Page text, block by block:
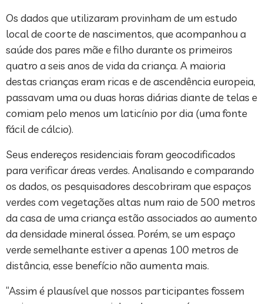
Os dados que utilizaram provinham de um estudo
local de coorte de nascimentos, que acompanhou a
saúde dos pares mãe e filho durante os primeiros
quatro a seis anos de vida da criança. A maioria
destas crianças eram ricas e de ascendência europeia,
passavam uma ou duas horas diárias diante de telas e
comiam pelo menos um laticínio por dia (uma fonte
fácil de cálcio).
Seus endereços residenciais foram geocodificados
para verificar áreas verdes. Analisando e comparando
os dados, os pesquisadores descobriram que espaços
verdes com vegetações altas num raio de 500 metros
da casa de uma criança estão associados ao aumento
da densidade mineral óssea. Porém, se um espaço
verde semelhante estiver a apenas 100 metros de
distância, esse benefício não aumenta mais.
“Assim é plausível que nossos participantes fossem